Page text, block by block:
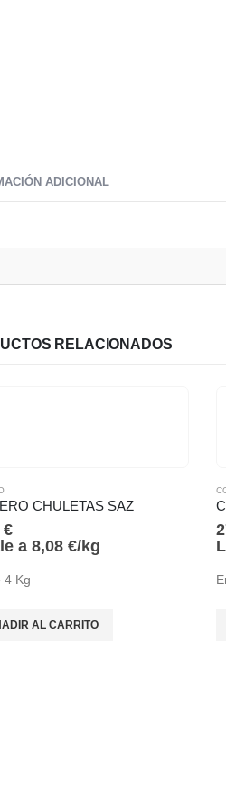
ADICIONAL
RELACIONADOS
CHULETAS SAZ
€
a 8,08 €/kg
4 Kg
AL CARRITO